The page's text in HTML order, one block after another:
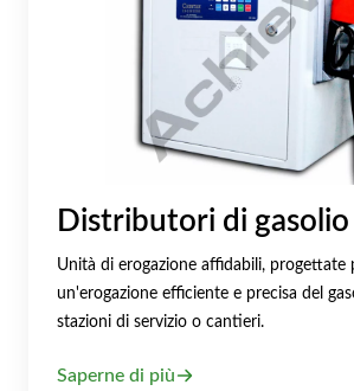
Distributori di gasolio
Unità di erogazione affidabili, progettate
un'erogazione efficiente e precisa del
stazioni di servizio o cantieri.
Saperne di più